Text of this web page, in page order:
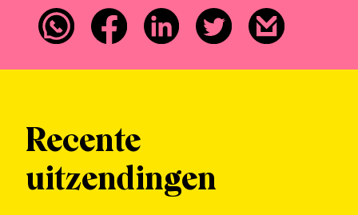
Recente
uitzendingen